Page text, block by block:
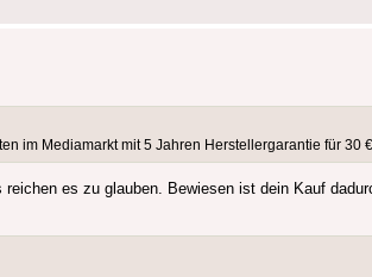
im Mediamarkt mit 5 Jahren Herstellergarantie für 30
es zu glauben. Bewiesen ist dein Kauf